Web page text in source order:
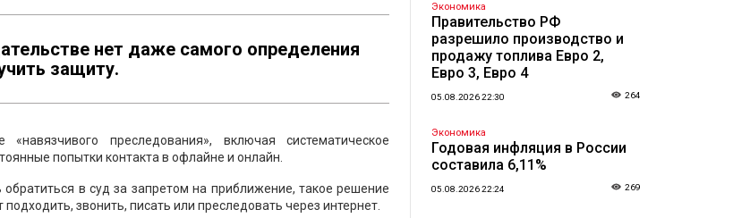
нет даже самого определения
защиту.
преследования», включая систематическое
попытки контакта в офлайне и онлайн.
в суд за запретом на приближение, такое решение
звонить, писать или преследовать через интернет.
Экономика
Правительство РФ
разрешило производство и
продажу топлива Евро 2,
Евро 3, Евро 4
05.08.2026 22:30 264
Экономика
Годовая инфляция в России
составила 6,11%
05.08.2026 22:24 269